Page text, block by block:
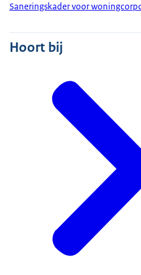
Saneringskader voor
Hoort bij